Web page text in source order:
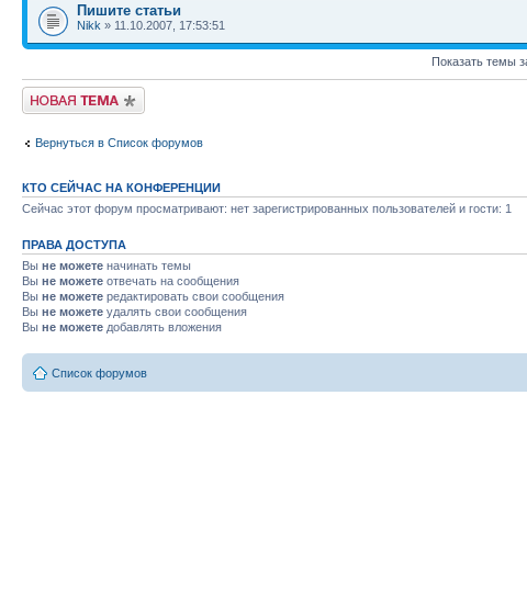
Пишите статьи
Nikk » 11.10.2007, 17:53:51
Показать темы
Новая тема
Вернуться в Список форумов
КТО СЕЙЧАС НА КОНФЕРЕНЦИИ
Сейчас этот форум просматривают: нет зарегистрированных пользователей и гости: 1
ПРАВА ДОСТУПА
Вы не можете начинать темы
Вы не можете отвечать на сообщения
Вы не можете редактировать свои сообщения
Вы не можете удалять свои сообщения
Вы не можете добавлять вложения
Список форумов